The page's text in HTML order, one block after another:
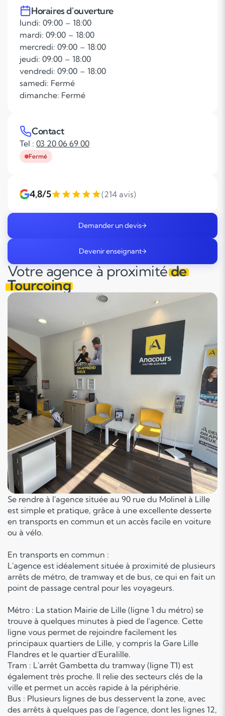
Votre agence à proximitéde
Tourcoing
Se rendre à l'agence située au 90 rue du Molinel à Lille
est simple et pratique, grâce à une excellente desserte
en transports en commun et un accès facile en voiture
ou à vélo.
En transports en commun :
L'agence est idéalement située à proximité de plusieurs
arrêts de métro, de tramway et de bus, ce qui en fait un
point de passage central pour les voyageurs.
Métro : La station Mairie de Lille (ligne 1 du métro) se
trouve à quelques minutes à pied de l'agence. Cette
ligne vous permet de rejoindre facilement les
principaux quartiers de Lille, y compris la Gare Lille
Flandres et le quartier d'Euralille.
Tram : L'arrêt Gambetta du tramway (ligne T1) est
également très proche. Il relie des secteurs clés de la
ville et permet un accès rapide à la périphérie.
Bus : Plusieurs lignes de bus desservent la zone, avec
des arrêts à quelques pas de l'agence, dont les lignes 12,
Horaires d'ouverture
lundi: 09:00 – 18:00
mardi: 09:00 – 18:00
mercredi: 09:00 – 18:00
jeudi: 09:00 – 18:00
vendredi: 09:00 – 18:00
samedi: Fermé
dimanche: Fermé
Contact
Tel : 03 20 06 69 00
Fermé
4,8/5 (214 avis)
Demander un devis
Devenir enseignant